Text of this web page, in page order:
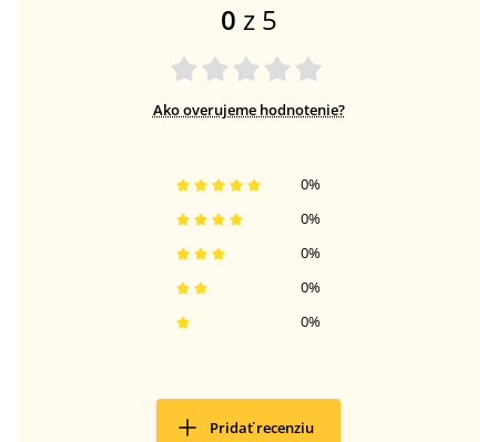
0 z 5
Ako overujeme hodnotenie?
0%
0%
0%
0%
0%
Pridať recenziu